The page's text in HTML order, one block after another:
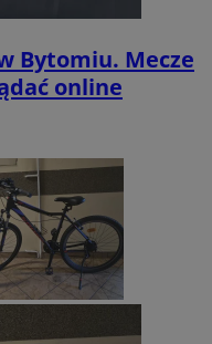
Bytomiu. Mecze
online